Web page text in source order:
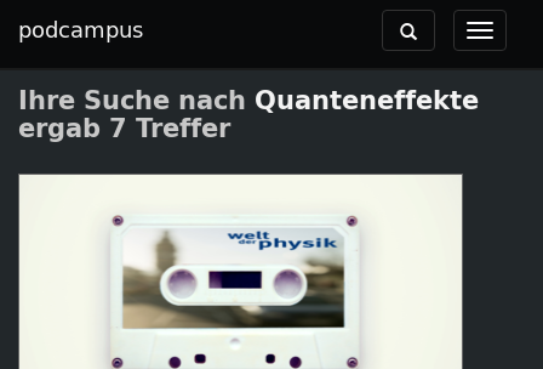
podcampus
Toggle
Toggle
navigation
Ihre Suche nach Quanteneffekte
ergab 7 Treffer